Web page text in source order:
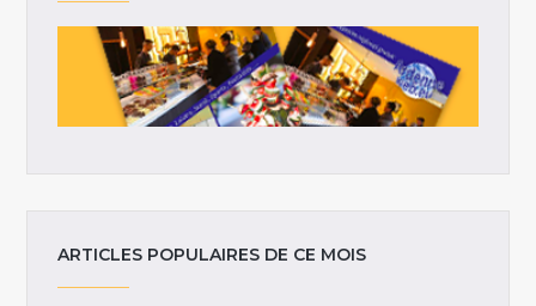
ARTICLES POPULAIRES DE CE MOIS